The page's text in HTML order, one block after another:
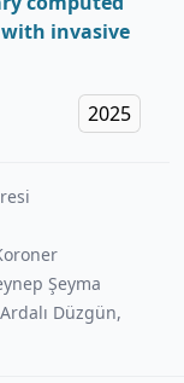
with invasive
2025
Şeyma
Düzgün,